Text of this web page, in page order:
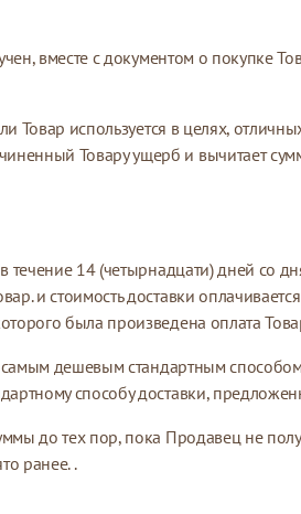
вместе с документом о покупке
Товар используется в целях,
Товару ущерб и вычитает
14 (четырнадцати) дней со
и стоимость доставки
была произведена оплата
самым дешевым стандартным
способу доставки,
до тех пор, пока Продавец не
ранее. .